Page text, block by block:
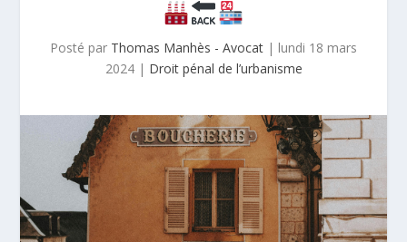
Posté par Thomas Manhès - Avocat | lundi 18 mars
2024| Droit pénal de l’urbanisme